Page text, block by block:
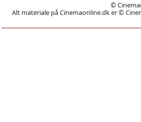
©
Alt materiale på Cinemaonline.dk er ©